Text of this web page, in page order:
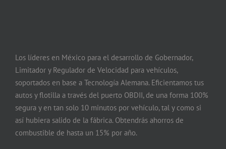
Los líderes en México para el desarrollo de Gobernador,
Limitador y Regulador de Velocidad para vehículos,
soportados en base a Tecnología Alemana. Eficientamos tus
autos y flotilla a través del puerto OBDII, de una forma 100%
segura y en tan solo 10 minutos por vehículo, tal y como si
así hubiera salido de la fábrica. Obtendrás ahorros de
combustible de hasta un 15% por año.